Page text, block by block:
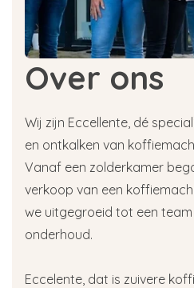
Over ons
Wij zijn Eccellente, dé
en ontkalken van
Vanaf een zolderkamer
verkoop van een
we uitgegroeid tot een
onderhoud.
Eccelente, dat is zuivere